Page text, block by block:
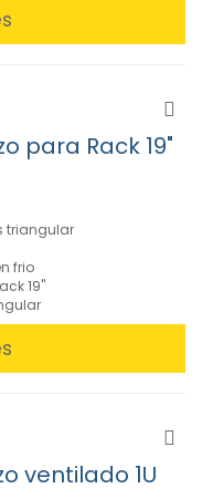
para Rack 19"
triangular
frio
19"
ventilado 1U